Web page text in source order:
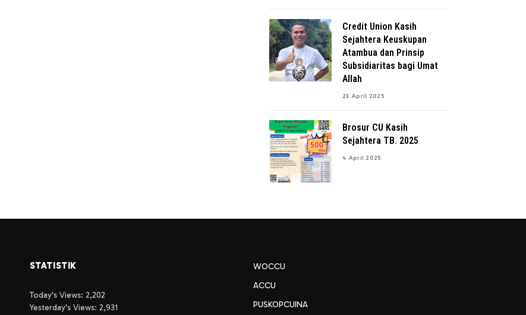
Credit Union Kasih
Sejahtera Keuskupan
Atambua dan Prinsip
Subsidiaritas bagi Umat
Allah
23 April 2025
Brosur CU Kasih
Sejahtera TB. 2025
4 April 2025
STATISTIK
Today's Views: 2,202
Yesterday's Views: 2,931
WOCCU
ACCU
PUSKOPCUINA